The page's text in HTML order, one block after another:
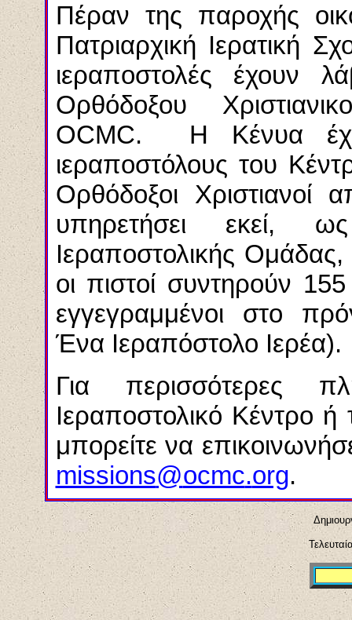
Πέραν της παροχής
Πατριαρχική Ιερατική
ιεραποστολές έχουν
Ορθόδοξου
OCMC. Η Κένυα
ιεραποστόλους του
Ορθόδοξοι Χριστιανοί
υπηρετήσει εκεί,
Ιεραποστολικής
οι πιστοί συντηρούν 155
εγγεγραμμένοι στο
Ένα Ιεραπόστολο Ιερέα).
Για περισσότερες
Ιεραποστολικό Κέντρο ή
μπορείτε να
missions@ocmc.org.